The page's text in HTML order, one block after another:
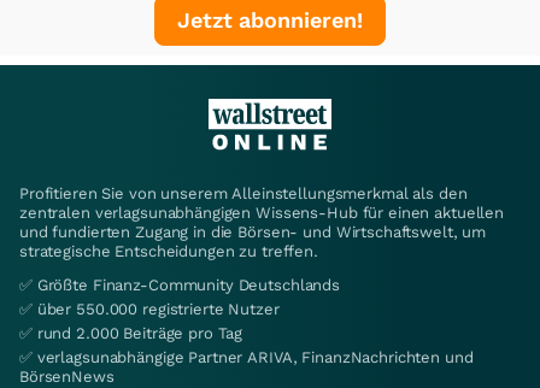
Jetzt abonnieren!
Profitieren Sie von unserem Alleinstellungsmerkmal als den
zentralen verlagsunabhängigen Wissens-Hub für einen aktuellen
und fundierten Zugang in die Börsen- und Wirtschaftswelt, um
strategische Entscheidungen zu treffen.
✅ Größte Finanz-Community Deutschlands
✅ über 550.000 registrierte Nutzer
✅ rund 2.000 Beiträge pro Tag
✅ verlagsunabhängige Partner ARIVA, FinanzNachrichten und
BörsenNews